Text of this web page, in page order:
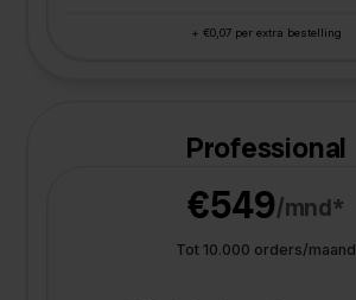
+ €0,07 per extra bestelling
Professional
€549/mnd*
Tot 10.000 orders/maand